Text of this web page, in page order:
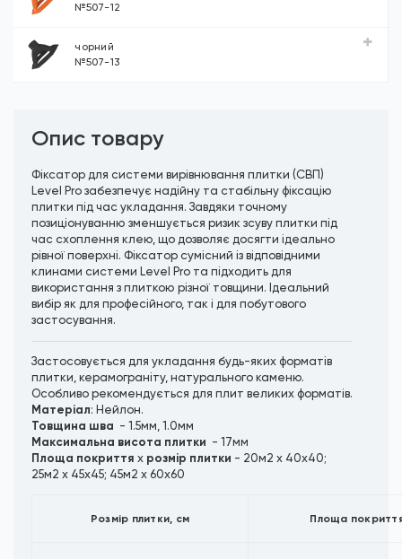
№507-12
чорний
№507-13
Опис товару
Фіксатор для системи вирівнювання плитки (СВП)
Level Pro забезпечує надійну та стабільну фіксацію
плитки під час укладання. Завдяки точному
позиціонуванню зменшується ризик зсуву плитки під
час схоплення клею, що дозволяє досягти ідеально
рівної поверхні. Фіксатор сумісний із відповідними
клинами системи Level Pro та підходить для
використання з плиткою різної товщини. Ідеальний
вибір як для професійного, так і для побутового
застосування.
Застосовується для укладання будь-яких форматів
плитки, керамограніту, натурального каменю.
Особливо рекомендується для плит великих форматів.
Матеріал: Нейлон.
Товщина шва - 1.5мм, 1.0мм
Максимальна висота плитки - 17мм
Площа покриття х розмір плитки - 20м2 х 40х40;
25м2 х 45х45; 45м2 х 60х60
Розмір плитки, см Площа